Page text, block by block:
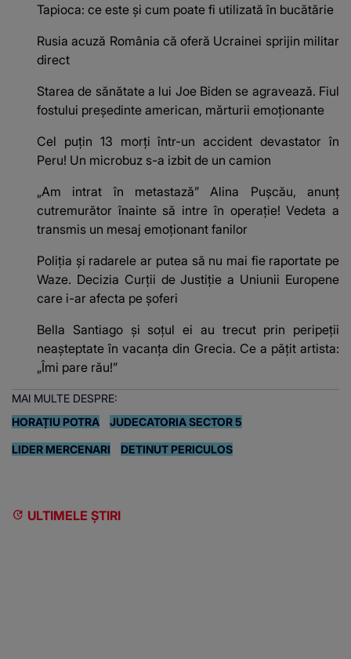
Tapioca: ce este și cum poate fi utilizată în bucătărie
Rusia acuză România că oferă Ucrainei sprijin militar
direct
Starea de sănătate a lui Joe Biden se agravează. Fiul
fostului președinte american, mărturii emoționante
Cel puțin 13 morți într-un accident devastator în
Peru! Un microbuz s-a izbit de un camion
„Am intrat în metastază” Alina Pușcău, anunț
cutremurător înainte să intre în operație! Vedeta a
transmis un mesaj emoționant fanilor
Poliţia şi radarele ar putea să nu mai fie raportate pe
Waze. Decizia Curţii de Justiție a Uniunii Europene
care i-ar afecta pe şoferi
Bella Santiago și soțul ei au trecut prin peripeții
neașteptate în vacanța din Grecia. Ce a pățit artista:
„Îmi pare rău!”
MAI MULTE DESPRE:
HORAȚIU POTRA
JUDECATORIA SECTOR 5
LIDER MERCENARI DETINUT PERICULOS
ULTIMELE ȘTIRI